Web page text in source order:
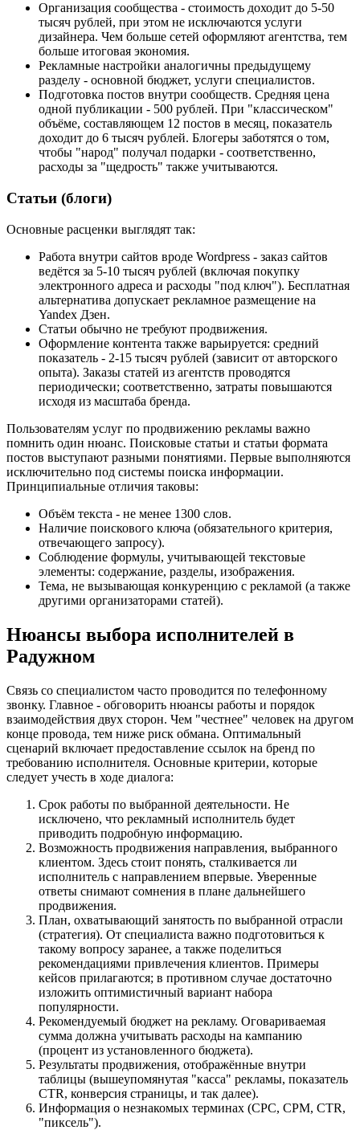
Организация сообщества - стоимость доходит до 5-50
тысяч рублей, при этом не исключаются услуги
дизайнера. Чем больше сетей оформляют агентства, тем
больше итоговая экономия.
Рекламные настройки аналогичны предыдущему
разделу - основной бюджет, услуги специалистов.
Подготовка постов внутри сообществ. Средняя цена
одной публикации - 500 рублей. При "классическом"
объёме, составляющем 12 постов в месяц, показатель
доходит до 6 тысяч рублей. Блогеры заботятся о том,
чтобы "народ" получал подарки - соответственно,
расходы за "щедрость" также учитываются.
Статьи (блоги)
Основные расценки выглядят так:
Работа внутри сайтов вроде Wordpress - заказ сайтов
ведётся за 5-10 тысяч рублей (включая покупку
электронного адреса и расходы "под ключ"). Бесплатная
альтернатива допускает рекламное размещение на
Yandex Дзен.
Статьи обычно не требуют продвижения.
Оформление контента также варьируется: средний
показатель - 2-15 тысяч рублей (зависит от авторского
опыта). Заказы статей из агентств проводятся
периодически; соответственно, затраты повышаются
исходя из масштаба бренда.
Пользователям услуг по продвижению рекламы важно
помнить один нюанс. Поисковые статьи и статьи формата
постов выступают разными понятиями. Первые выполняются
исключительно под системы поиска информации.
Принципиальные отличия таковы:
Объём текста - не менее 1300 слов.
Наличие поискового ключа (обязательного критерия,
отвечающего запросу).
Соблюдение формулы, учитывающей текстовые
элементы: содержание, разделы, изображения.
Тема, не вызывающая конкуренцию с рекламой (а также
другими организаторами статей).
Нюансы выбора исполнителей в
Радужном
Связь со специалистом часто проводится по телефонному
звонку. Главное - обговорить нюансы работы и порядок
взаимодействия двух сторон. Чем "честнее" человек на другом
конце провода, тем ниже риск обмана. Оптимальный
сценарий включает предоставление ссылок на бренд по
требованию исполнителя. Основные критерии, которые
следует учесть в ходе диалога:
Срок работы по выбранной деятельности. Не
исключено, что рекламный исполнитель будет
приводить подробную информацию.
Возможность продвижения направления, выбранного
клиентом. Здесь стоит понять, сталкивается ли
исполнитель с направлением впервые. Уверенные
ответы снимают сомнения в плане дальнейшего
продвижения.
План, охватывающий занятость по выбранной отрасли
(стратегия). От специалиста важно подготовиться к
такому вопросу заранее, а также поделиться
рекомендациями привлечения клиентов. Примеры
кейсов прилагаются; в противном случае достаточно
изложить оптимистичный вариант набора
популярности.
Рекомендуемый бюджет на рекламу. Оговариваемая
сумма должна учитывать расходы на кампанию
(процент из установленного бюджета).
Результаты продвижения, отображённые внутри
таблицы (вышеупомянутая "касса" рекламы, показатель
CTR, конверсия страницы, и так далее).
Информация о незнакомых терминах (CPC, CPM, CTR,
"пиксель").